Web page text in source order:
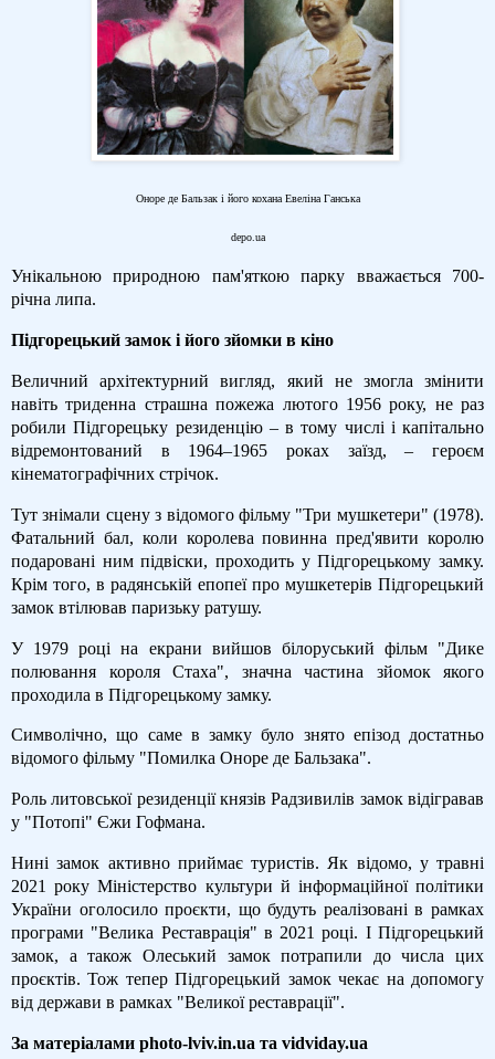
Оноре де Бальзак і його кохана Евеліна Ганська
depo.ua
Унікальною природною пам'яткою парку вважається 700-
річна липа.
Підгорецький замок і його зйомки в кіно
Величний архітектурний вигляд, який не змогла змінити
навіть триденна страшна пожежа лютого 1956 року, не раз
робили Підгорецьку резиденцію – в тому числі і капітально
відремонтований в 1964–1965 роках заїзд, – героєм
кінематографічних стрічок.
Тут знімали сцену з відомого фільму "Три мушкетери" (1978).
Фатальний бал, коли королева повинна пред'явити королю
подаровані ним підвіски, проходить у Підгорецькому замку.
Крім того, в радянській епопеї про мушкетерів Підгорецький
замок втілював паризьку ратушу.
У 1979 році на екрани вийшов білоруський фільм "Дике
полювання короля Стаха", значна частина зйомок якого
проходила в Підгорецькому замку.
Символічно, що саме в замку було знято епізод достатньо
відомого фільму "Помилка Оноре де Бальзака".
Роль литовської резиденції князів Радзивилів замок відігравав
у "Потопі" Єжи Гофмана.
Нині замок активно приймає туристів. Як відомо, у травні
2021 року Міністерство культури й інформаційної політики
України оголосило проєкти, що будуть реалізовані в рамках
програми "Велика Реставрація" в 2021 році. І Підгорецький
замок, а також Олеський замок потрапили до числа цих
проєктів. Тож тепер Підгорецький замок чекає на допомогу
від держави в рамках "Великої реставрації".
За матеріалами photo-lviv.in.ua та vidviday.ua